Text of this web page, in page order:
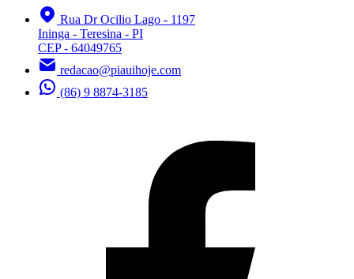
Rua Dr Ocilio Lago - 1197
Ininga - Teresina - PI
CEP - 64049765
redacao@piauihoje.com
(86) 9 8874-3185